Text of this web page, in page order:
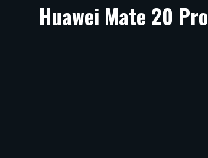
Huawei Mate 20 Pro